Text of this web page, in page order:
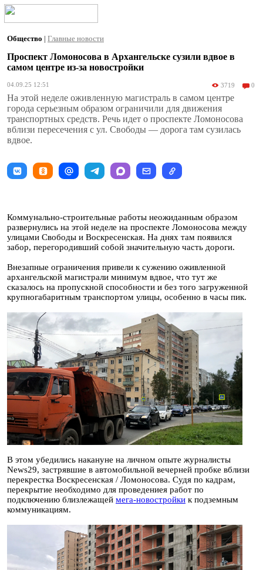
Общество | Главные новости
Проспект Ломоносова в Архангельске сузили вдвое в
самом центре из-за новостройки
04.09.25 12:51 3719 0
На этой неделе оживленную магистраль в самом центре
города серьезным образом ограничили для движения
транспортных средств. Речь идет о проспекте Ломоносова
вблизи пересечения с ул. Свободы — дорога там сузилась
вдвое.
Коммунально-строительные работы неожиданным образом
развернулись на этой неделе на проспекте Ломоносова между
улицами Свободы и Воскресенская. На днях там появился
забор, перегородивший собой значительную часть дороги.
Внезапные ограничения привели к сужению оживленной
архангельской магистрали минимум вдвое, что тут же
сказалось на пропускной способности и без того загруженной
крупногабаритным транспортом улицы, особенно в часы пик.
В этом убедились накануне на личном опыте журналисты
News29, застрявшие в автомобильной вечерней пробке вблизи
перекрестка Воскресенская / Ломоносова. Судя по кадрам,
перекрытие необходимо для проведениея работ по
подключению близлежащей мега-новостройки к подземным
коммуникациям.